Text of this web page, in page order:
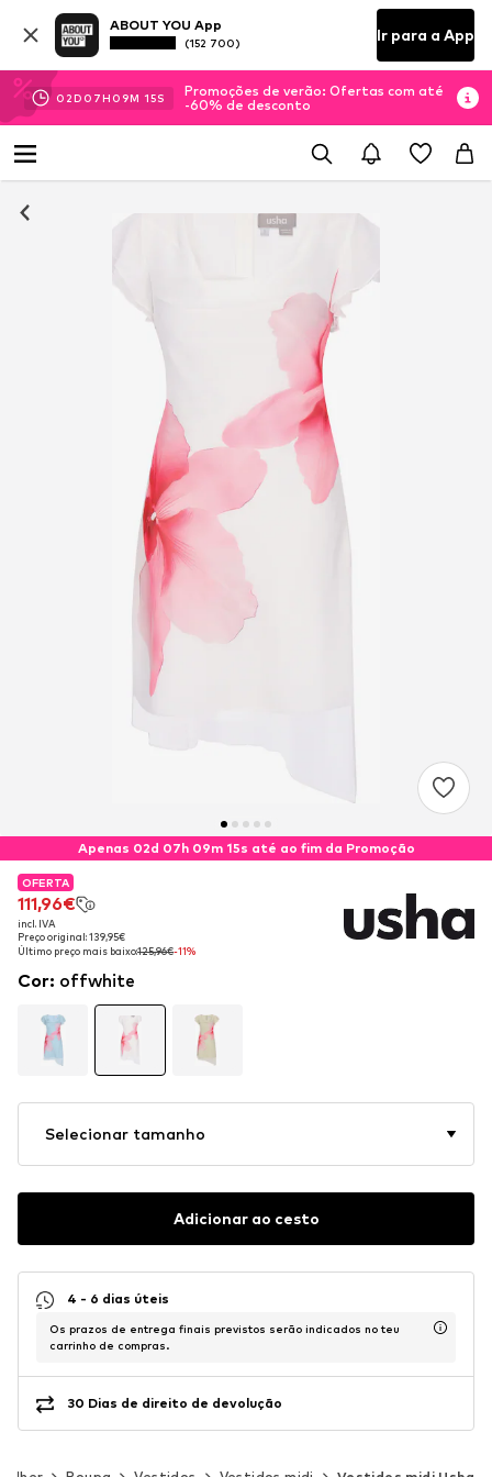
ABOUT YOU App
(152 700) Ir para a App
02D 07H 09M 15S
Promoções de verão: Ofertas com até
-60% de desconto
Apenas 02d 07h 09m 15s até ao fim da Promoção
OFERTA
111,96€
incl. IVA
Preço original: 139,95€
Último preço mais baixo:125,96€-11%
OFERTA
111,96€
incl. IVA
Preço original: 139,95€
Último preço mais baixo:125,96€-11%
Cor: offwhite
Selecionar tamanho
Adicionar ao cesto
4 - 6 dias úteis
Os prazos de entrega finais previstos serão indicados no teu
carrinho de compras.
30 Dias de direito de devolução